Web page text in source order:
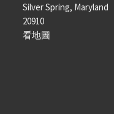
Silver Spring, Maryland
20910
看地圖